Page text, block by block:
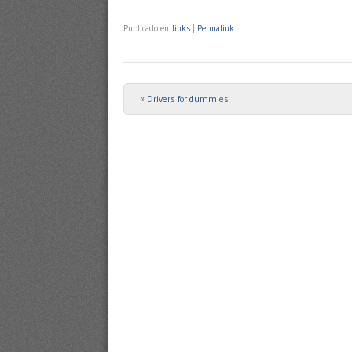
Publicado en links Permalink
Post navigation
« Drivers for dummies